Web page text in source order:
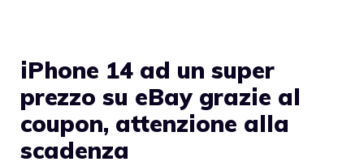
iPhone 14 ad un super
prezzo su eBay grazie al
coupon, attenzione alla
scadenza